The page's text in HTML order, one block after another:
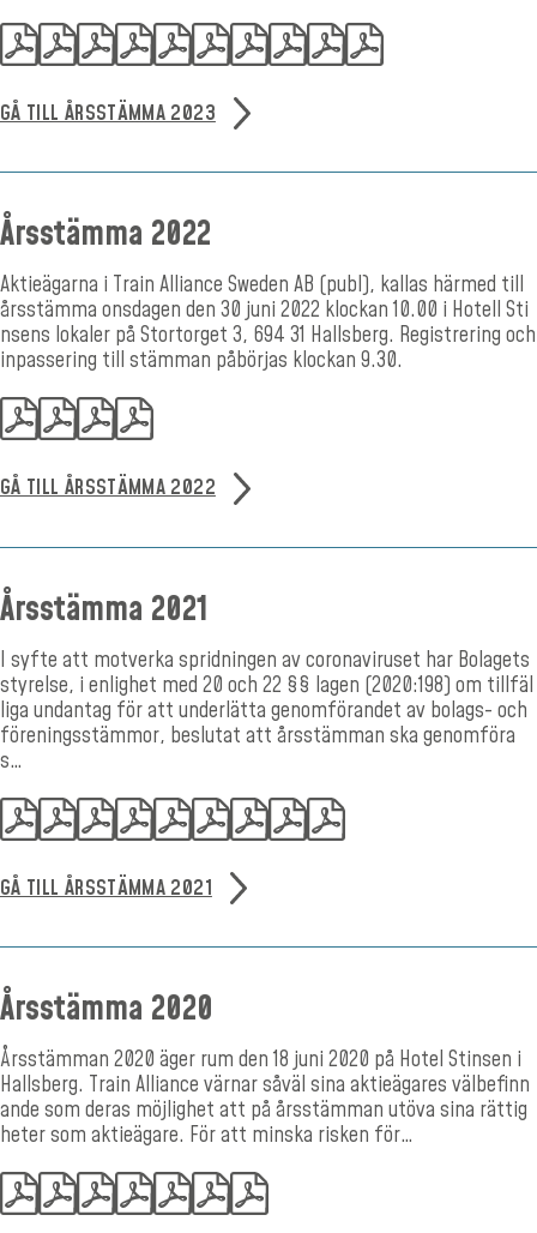
GÅ TILL ÅRSSTÄMMA 2023
Årsstämma 2022
Aktieägarna i Train Alliance Sweden AB (publ), kallas härmed till
årsstämma onsdagen den 30 juni 2022 klockan 10.00 i Hotell Sti
nsens lokaler på Stortorget 3, 694 31 Hallsberg. Registrering och
inpassering till stämman påbörjas klockan 9.30.
GÅ TILL ÅRSSTÄMMA 2022
Årsstämma 2021
I syfte att motverka spridningen av coronaviruset har Bolagets
styrelse, i enlighet med 20 och 22 §§ lagen (2020:198) om tillfäl
liga undantag för att underlätta genomförandet av bolags- och
föreningsstämmor, beslutat att årsstämman ska genomföra
s…
GÅ TILL ÅRSSTÄMMA 2021
Årsstämma 2020
Årsstämman 2020 äger rum den 18 juni 2020 på Hotel Stinsen i
Hallsberg. Train Alliance värnar såväl sina aktieägares välbefinn
ande som deras möjlighet att på årsstämman utöva sina rättig
heter som aktieägare. För att minska risken för…